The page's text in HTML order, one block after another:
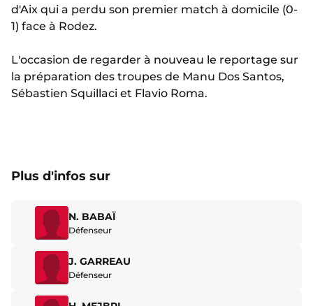
d'Aix qui a perdu son premier match à domicile (0-
1) face à Rodez.
L'occasion de regarder à nouveau le reportage sur
la préparation des troupes de Manu Dos Santos,
Sébastien Squillaci et Flavio Roma.
Plus d'infos sur
N. BABAÏ
Défenseur
J. GARREAU
Défenseur